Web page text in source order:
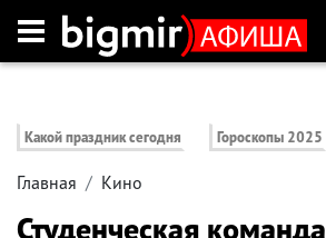
Какой праздник сегодня Гороскопы 2025
Главная Кино
Студенческая команда